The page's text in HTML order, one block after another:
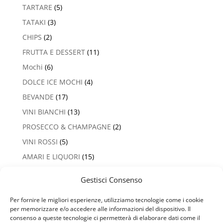
Gestisci Consenso
Per fornire le migliori esperienze, utilizziamo tecnologie come i cookie
per memorizzare e/o accedere alle informazioni del dispositivo. Il
consenso a queste tecnologie ci permetterà di elaborare dati come il
TARTARE (5)
TATAKI (3)
CHIPS (2)
FRUTTA E DESSERT (11)
Mochi (6)
DOLCE ICE MOCHI (4)
BEVANDE (17)
VINI BIANCHI (13)
PROSECCO & CHAMPAGNE (2)
VINI ROSSI (5)
AMARI E LIQUORI (15)
Privacy Policy
Termini e Condizioni
Cookie Policy (UE)